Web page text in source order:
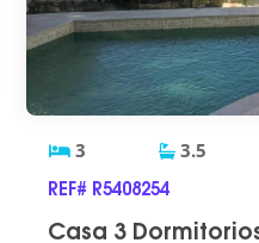
3 3.5
REF# R5408254
Casa 3